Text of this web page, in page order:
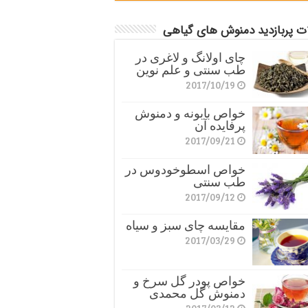
پربازدید دمنوش های گیاهی
چای اولانگ و لاغری در
طب سنتی و علم نوین
2017/10/19
خواص بابونه و دمنوش
پرفایده آن
2017/09/21
خواص اسطوخودوس در
طب سنتی
2017/09/12
مقایسه چای سبز و سیاه
2017/03/29
خواص پودر گل سرخ و
دمنوش گل محمدی